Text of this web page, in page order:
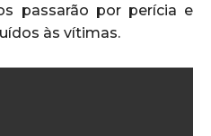
passarão por perícia e
às vítimas.